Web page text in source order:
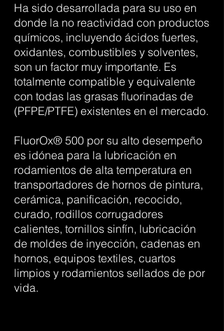
Ha sido desarrollada para su uso en
donde la no reactividad con productos
químicos, incluyendo ácidos fuertes,
oxidantes, combustibles y solventes,
son un factor muy importante. Es
totalmente compatible y equivalente
con todas las grasas fluorinadas de
(PFPE/PTFE) existentes en el mercado.
FluorOx® 500 por su alto desempeño
es idónea para la lubricación en
rodamientos de alta temperatura en
transportadores de hornos de pintura,
cerámica, panificación, recocido,
curado, rodillos corrugadores
calientes, tornillos sinfín, lubricación
de moldes de inyección, cadenas en
hornos, equipos textiles, cuartos
limpios y rodamientos sellados de por
vida.